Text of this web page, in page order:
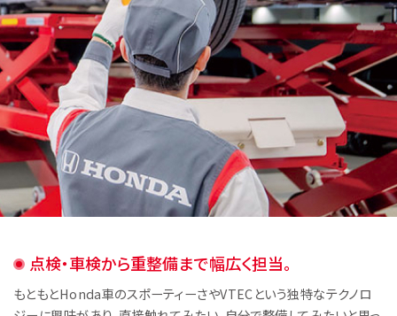
アルバイト採用募集
点検・車検から重整備まで幅広く担当。
もともとHonda車のスポーティーさやVTECという独特なテクノロ